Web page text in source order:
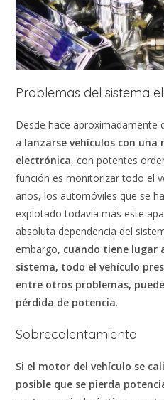
Problemas del sistema
Desde hace aproximadamente
a lanzarse vehículos con una
electrónica, con potentes
función es monitorizar todo el
años, los automóviles que se
explotado todavía más este
absoluta dependencia del
embargo, cuando tiene lugar
sistema, todo el vehículo
entre otros problemas,
pérdida de potencia.
Sobrecalentamiento
Si el motor del vehículo se
posible que se pierda